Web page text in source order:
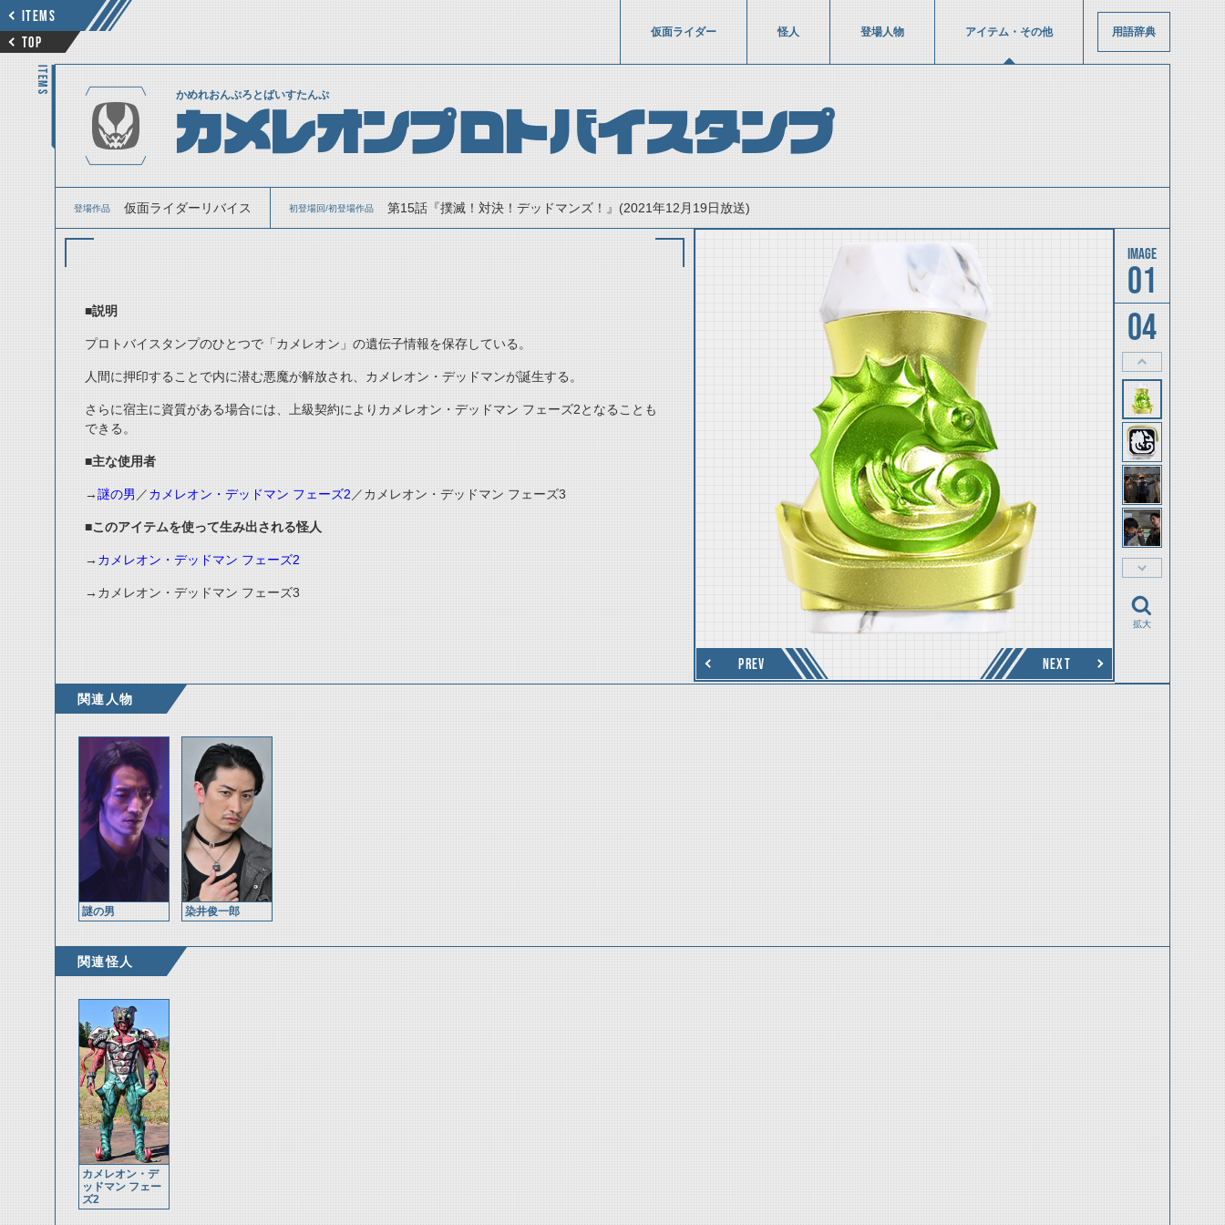
ITEMS
TOP
仮面ライダー 怪人 登場人物 アイテム・その他 用語辞典
ITEMS
かめれおんぷろとばいすたんぷ
カメレオンプロトバイスタンプ
登場作品 仮面ライダーリバイス 初登場回/初登場作品 第15話『撲滅！対決！デッドマンズ！』(2021年12月19日放送)
■説明
プロトバイスタンプのひとつで「カメレオン」の遺伝子情報を保存している。
人間に押印することで内に潜む悪魔が解放され、カメレオン・デッドマンが誕生する。
さらに宿主に資質がある場合には、上級契約によりカメレオン・デッドマン フェーズ2となることも
できる。
■主な使用者
→謎の男 ／カメレオン・デッドマン フェーズ2 ／カメレオン・デッドマン フェーズ3
■このアイテムを使って生み出される怪人
→ カメレオン・デッドマン フェーズ2
→カメレオン・デッドマン フェーズ3
PREV NEXT
01
04
拡大
関連人物
謎の男 染井俊一郎
関連怪人
カメレオン・デ
ッドマン フェー
ズ2